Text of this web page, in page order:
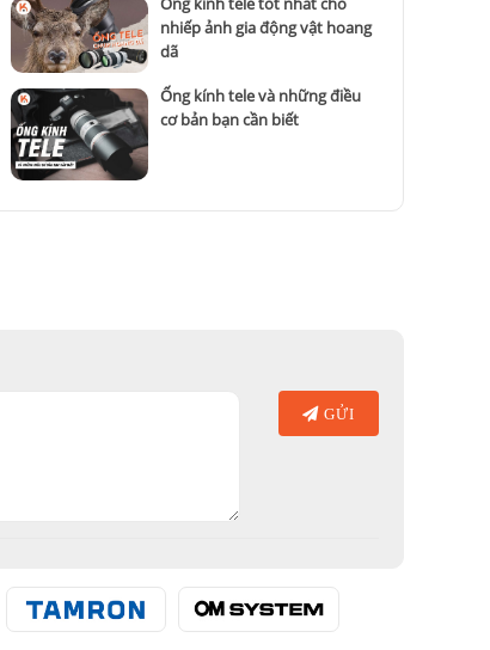
nhiếp ảnh gia động vật hoang
dã
Ống kính tele và những điều
cơ bản bạn cần biết
GỬI